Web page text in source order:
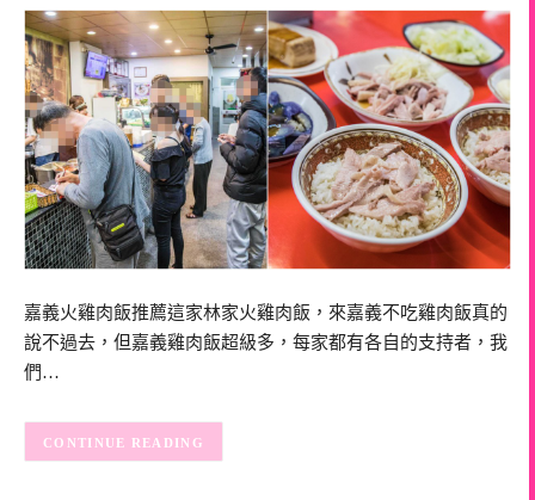
嘉義火雞肉飯推薦這家林家火雞肉飯，來嘉義不吃雞肉飯真的
說不過去，但嘉義雞肉飯超級多，每家都有各自的支持者，我
們…
CONTINUE READING